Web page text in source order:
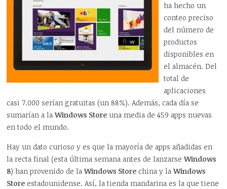
ha hecho un
conteo preciso
del número de
productos
disponibles en
el almacén. Del
total de
aplicaciones
casi 7.000 serían gratuitas (un 88%). Además, cada día se
sumarían a laWindows Store una media de 459 apps nuevas
en todo el mundo.
Hay un dato curioso y es que la mayoría de apps añadidas en
la recta final (esta última semana antes de lanzarseWindows
8) han provenido de laWindows Store china y laWindows
Store estadounidense. Así, la tienda mandarina es la que tiene